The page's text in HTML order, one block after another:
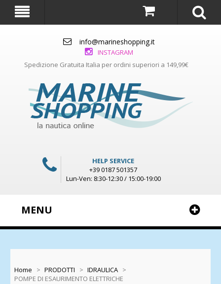
info@marineshopping.it
INSTAGRAM
Spedizione Gratuita Italia per ordini superiori a 149,99€
HELP SERVICE
+39 0187 501357
Lun-Ven: 8:30-12:30 / 15:00-19:00
MENU
Home > PRODOTTI > IDRAULICA >
POMPE DI ESAURIMENTO ELETTRICHE